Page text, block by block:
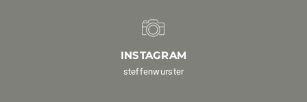
INSTAGRAM
steffenwurster